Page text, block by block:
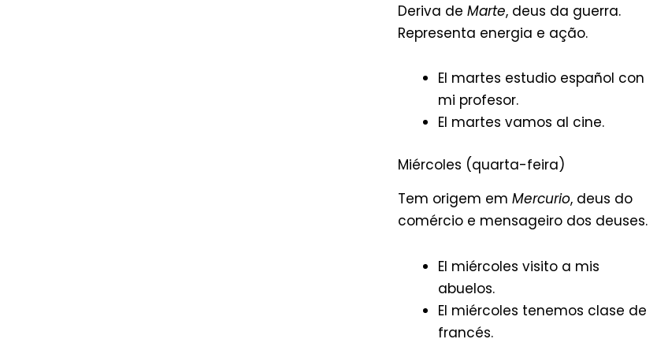
Deriva de Marte, deus da guerra.
Representa energia e ação.
El martes estudio español con
mi profesor.
El martes vamos al cine.
Miércoles (quarta-feira)
Tem origem em Mercurio, deus do
comércio e mensageiro dos deuses.
El miércoles visito a mis
abuelos.
El miércoles tenemos clase de
francés.